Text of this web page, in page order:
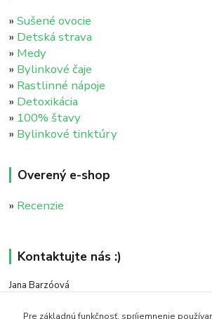
»Sušené ovocie
» Detská strava
» Medy
» Bylinkové čaje
» Rastlinné nápoje
» Detoxikácia
» 100% štavy
» Bylinkové tinktúry
Overený e-shop
» Recenzie
Kontaktujte nás :)
Jana Barzóová
(PO - PIA, 8:00 - 18:00)
Pre základnú funkčnosť, spríjemnenie